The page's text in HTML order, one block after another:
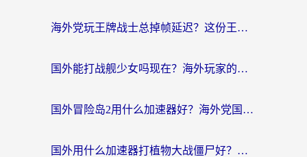
海外党玩王牌战士总掉帧延迟？这份王牌战士延迟加速器终极指南救你命
国外能打战舰少女吗现在？海外玩家的国服游戏加速终极指南
国外冒险岛2用什么加速器好？海外党国服游戏畅玩全攻略（附鸣潮哈利波特加速技巧）
国外用什么加速器打植物大战僵尸好？海外党国服游戏加速终极指南